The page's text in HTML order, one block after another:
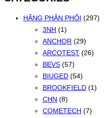
HÃNG PHÂN PHỐI (297)
3NH (1)
ANCHOR (29)
ARCOTEST (26)
BEVS (57)
BIUGED (54)
BROOKFIELD (1)
CHN (8)
COMETECH (7)